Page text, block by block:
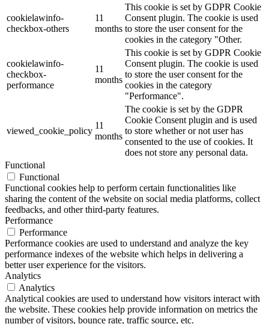
cookielawinfo-
checkbox-others
11
months
This cookie is set by GDPR Cookie
Consent plugin. The cookie is used
to store the user consent for the
cookies in the category "Other.
cookielawinfo-
checkbox-
performance
11
months
This cookie is set by GDPR Cookie
Consent plugin. The cookie is used
to store the user consent for the
cookies in the category
"Performance".
viewed_cookie_policy
11
months
The cookie is set by the GDPR
Cookie Consent plugin and is used
to store whether or not user has
consented to the use of cookies. It
does not store any personal data.
Functional
Functional
Functional cookies help to perform certain functionalities like
sharing the content of the website on social media platforms, collect
feedbacks, and other third-party features.
Performance
Performance
Performance cookies are used to understand and analyze the key
performance indexes of the website which helps in delivering a
better user experience for the visitors.
Analytics
Analytics
Analytical cookies are used to understand how visitors interact with
the website. These cookies help provide information on metrics the
number of visitors, bounce rate, traffic source, etc.